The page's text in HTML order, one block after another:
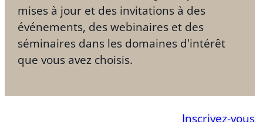
mises à jour et des invitations à des
événements, des webinaires et des
séminaires dans les domaines d'intérêt
que vous avez choisis.
Inscrivez-vous